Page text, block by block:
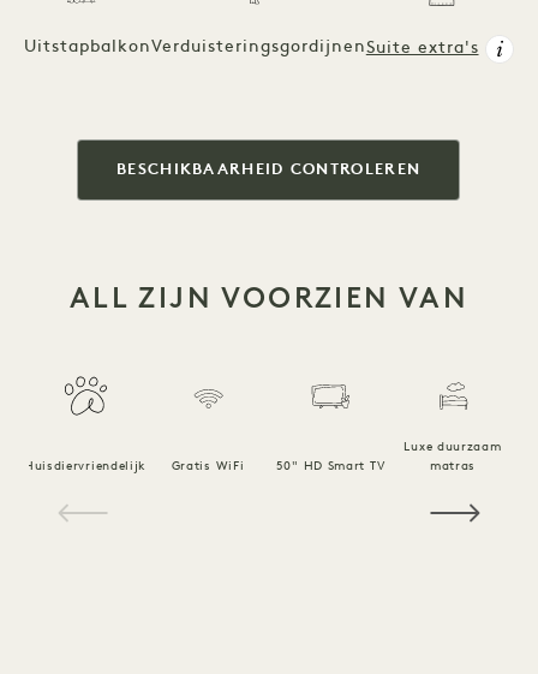
UitstapbalkonVerduisteringsgordijnenSuite extra's
BESCHIKBAARHEID CONTROLEREN
ALL ZIJN VOORZIEN VAN
Huisdiervriendelijk Gratis WiFi 50" HD Smart TV
Luxe duurzaam
matras